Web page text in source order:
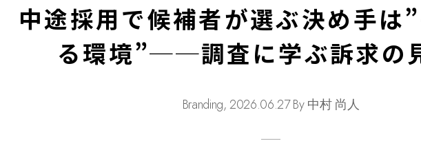
中途採用で候補者が選ぶ決め手は
る環境”──調査に学ぶ訴求の
Branding, 2026.06.27 By 中村 尚人